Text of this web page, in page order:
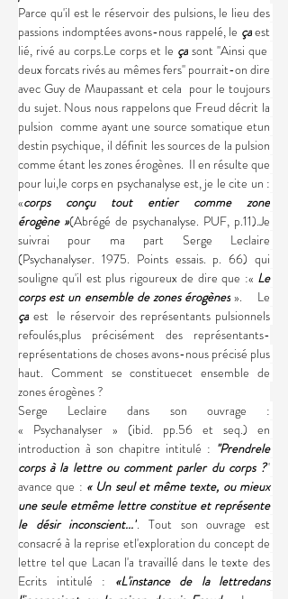
Parce qu'il est le réservoir des pulsions, le lieu des
passions indomptées avons-nous rappelé, le ça est
lié, rivé au corps.Le corps et le ça sont ''Ainsi que
deux forcats rivés au mêmes fers'' pourrait-on dire
avec Guy de Maupassant et cela  pour le toujours
du sujet. Nous nous rappelons que Freud décrit la
pulsion  comme ayant une source somatique etun
destin psychique, il définit les sources de la pulsion
comme étant les zones érogènes.  Il en résulte que
pour lui,le corps en psychanalyse est, je le cite un :
«corps conçu tout entier comme zone
érogène »(Abrégé de psychanalyse. PUF, p.11).Je
suivrai pour ma part Serge Leclaire
(Psychanalyser. 1975. Points essais. p. 66) qui
souligne qu'il est plus rigoureux de dire que :« Le
corps est un ensemble de zones érogènes
ça est  le réservoir des représentants pulsionnels
refoulés,plus précisément des représentants-
représentations de choses avons-nous précisé plus
haut. Comment se constituecet ensemble de
zones érogènes ?
Serge Leclaire dans son ouvrage :
« Psychanalyser » (ibid. pp.56 et seq.) en
introduction à son chapitre intitulé : ''Prendrele
corps à la lettre ou comment parler du corps ?''
avance que : « Un seul et même texte, ou mieux
une seule etmême lettre constitue et représente
le désir inconscient...''. Tout son ouvrage est
consacré à la reprise etl'exploration du concept de
lettre tel que Lacan l'a travaillé dans le texte des
Ecrits intitulé : «L'instance de la lettredans